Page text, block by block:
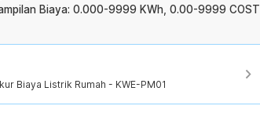
Biaya: 0.000-9999 KWh, 0.00-9999 COST
Biaya Listrik Rumah - KWE-PM01